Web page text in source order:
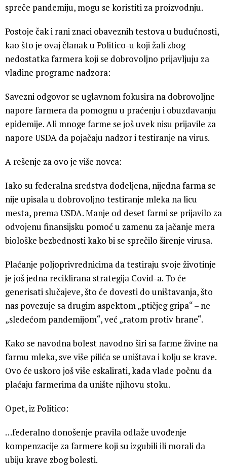
spreče pandemiju, mogu se koristiti za proizvodnju.
Postoje čak i rani znaci obaveznih testova u budućnosti,
kao što je ovaj članak u Politico-u koji žali zbog
nedostatka farmera koji se dobrovoljno prijavljuju za
vladine programe nadzora:
Savezni odgovor se uglavnom fokusira na dobrovoljne
napore farmera da pomognu u praćenju i obuzdavanju
epidemije. Ali mnoge farme se još uvek nisu prijavile za
napore USDA da pojačaju nadzor i testiranje na virus.
A rešenje za ovo je više novca:
Iako su federalna sredstva dodeljena, nijedna farma se
nije upisala u dobrovoljno testiranje mleka na licu
mesta, prema USDA. Manje od deset farmi se prijavilo za
odvojenu finansijsku pomoć u zamenu za jačanje mera
biološke bezbednosti kako bi se sprečilo širenje virusa.
Plaćanje poljoprivrednicima da testiraju svoje životinje
je još jedna reciklirana strategija Covid-a. To će
generisati slučajeve, što će dovesti do uništavanja, što
nas povezuje sa drugim aspektom „ptičjeg gripa“ – ne
„sledećom pandemijom“, već „ratom protiv hrane“.
Kako se navodna bolest navodno širi sa farme živine na
farmu mleka, sve više pilića se uništava i kolju se krave.
Ovo će uskoro još više eskalirati, kada vlade počnu da
plaćaju farmerima da unište njihovu stoku.
Opet, iz Politico:
…federalno donošenje pravila odlaže uvođenje
kompenzacije za farmere koji su izgubili ili morali da
ubiju krave zbog bolesti.